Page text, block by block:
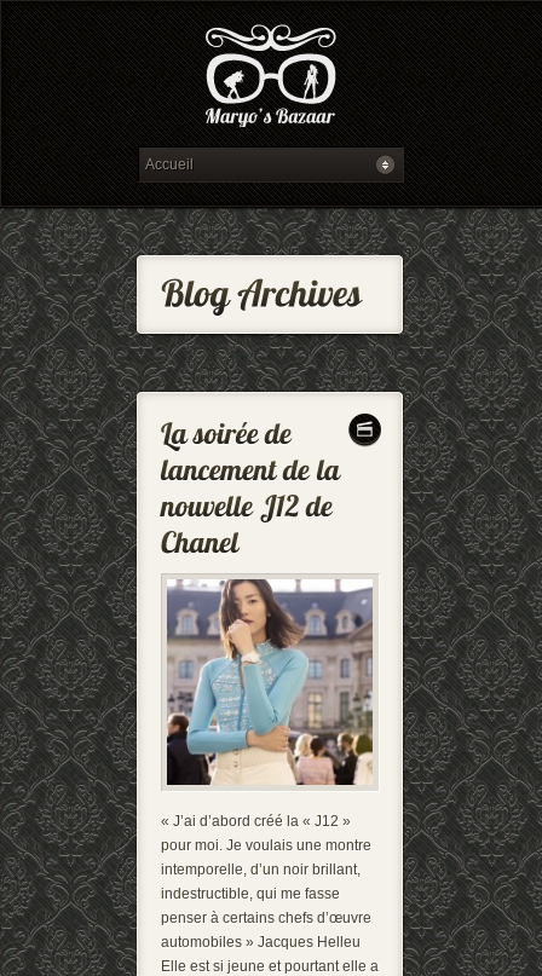
« J’ai d’abord créé la « J12 »
pour moi. Je voulais une montre
intemporelle, d’un noir brillant,
indestructible, qui me fasse
penser à certains chefs d’œuvre
automobiles » Jacques Helleu
Elle est si jeune et pourtant elle a